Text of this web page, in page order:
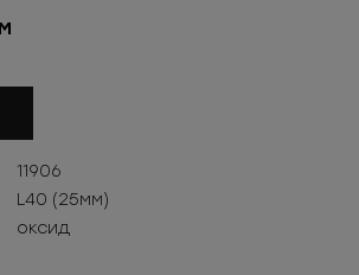
11906
L40 (25мм)
оксид